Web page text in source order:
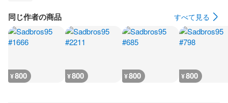
同じ作者の商品 すべて見る
¥800 ¥800 ¥800 ¥800